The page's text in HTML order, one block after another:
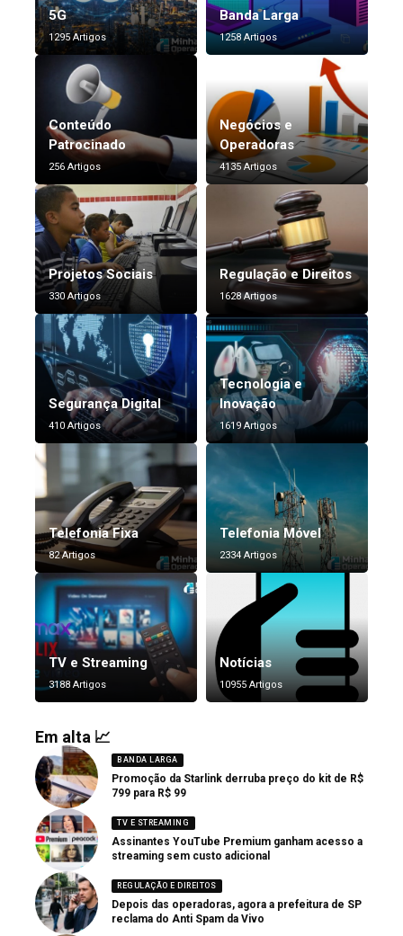
5G
1295 Artigos
Banda Larga
1258 Artigos
Conteúdo
Patrocinado
256 Artigos
Negócios e
Operadoras
4135 Artigos
Projetos Sociais
330 Artigos
Regulação e Direitos
1628 Artigos
Segurança Digital
410 Artigos
Tecnologia e
Inovação
1619 Artigos
Telefonia Fixa
82 Artigos
Telefonia Móvel
2334 Artigos
TV e Streaming
3188 Artigos
Notícias
10955 Artigos
Em alta 📈
BANDA LARGA
Promoção da Starlink derruba preço do kit de R$
799 para R$ 99
TV E STREAMING
Assinantes YouTube Premium ganham acesso a
streaming sem custo adicional
REGULAÇÃO E DIREITOS
Depois das operadoras, agora a prefeitura de SP
reclama do Anti Spam da Vivo